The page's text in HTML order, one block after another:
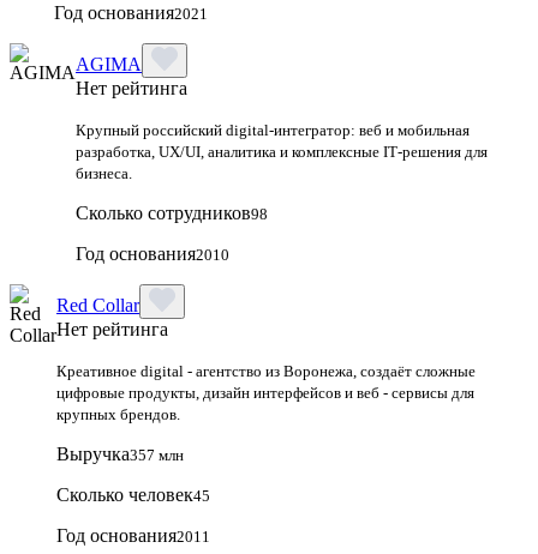
Год основания2021
AGIMA
Нет рейтинга
Крупный российский digital‑интегратор: веб и мобильная
разработка, UX/UI, аналитика и комплексные IT‑решения для
бизнеса.
Сколько сотрудников98
Год основания2010
Red Collar
Нет рейтинга
Креативное digital - агентство из Воронежа, создаёт сложные
цифровые продукты, дизайн интерфейсов и веб - сервисы для
крупных брендов.
Выручка357 млн
Сколько человек45
Год основания2011